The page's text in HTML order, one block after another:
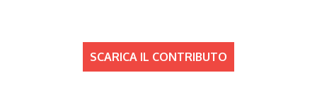
SCARICA IL CONTRIBUTO